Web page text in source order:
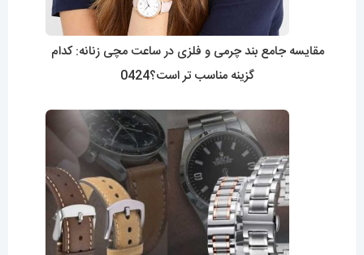
مقایسه جامع بند چرمی و فلزی در ساعت مچی زنانه: کدام
گزینه مناسب تر است؟0424